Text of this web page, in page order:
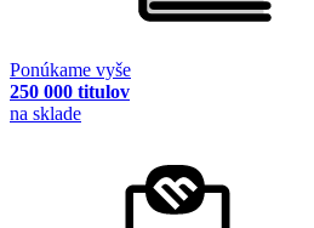
Ponúkame vyše
250 000 titulov
na sklade